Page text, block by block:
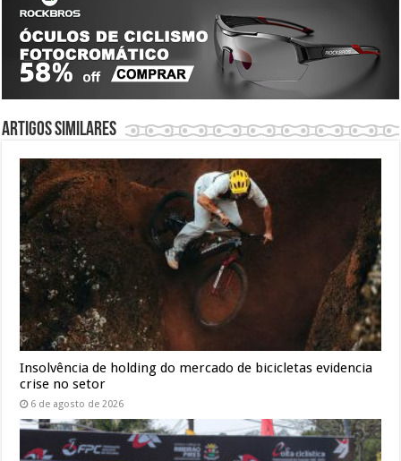
Artigos similares
Insolvência de holding do mercado de bicicletas evidencia
crise no setor
6 de agosto de 2026